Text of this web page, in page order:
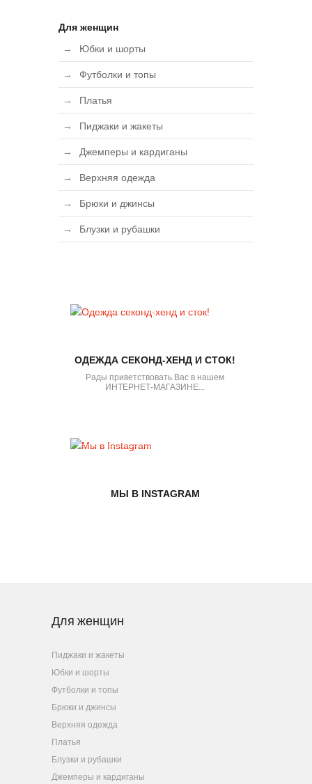
Для женщин
Юбки и шорты
Футболки и топы
Платья
Пиджаки и жакеты
Джемперы и кардиганы
Верхняя одежда
Брюки и джинсы
Блузки и рубашки
ОДЕЖДА СЕКОНД-ХЕНД И СТОК!
Рады приветствовать Вас в нашем
ИНТЕРНЕТ-МАГАЗИНЕ...
МЫ В INSTAGRAM
Для женщин
Пиджаки и жакеты
Юбки и шорты
Футболки и топы
Брюки и джинсы
Верхняя одежда
Платья
Блузки и рубашки
Джемперы и кардиганы